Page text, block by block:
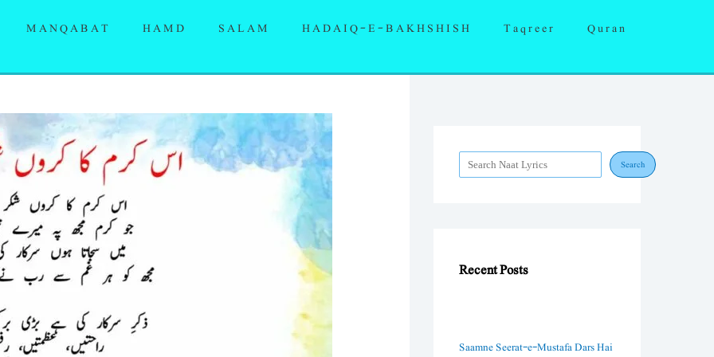
MANQABAT HAMD SALAM HADAIQ-E-BAKHSHISH Taqreer Quran
e
Search
Recent Posts
Saamne Seerat-e-Mustafa Dars Hai